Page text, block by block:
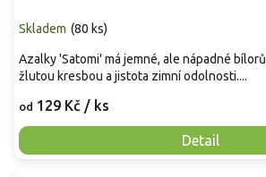
Skladem (80 ks)
od 129 Kč / ks
Detail
Azalky 'Satomi' má jemné, ale nápadné
žlutou kresbou a jistota zimní odolnosti....